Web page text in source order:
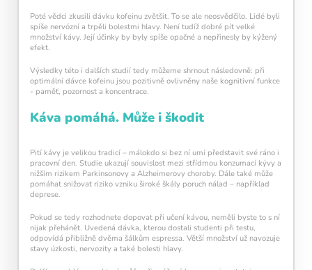
Pravidelný krátký trénink
podporuje
Poté vědci zkusili dávku kofeinu zvětšit. To se ale neosvědčilo. Lidé byli
spíše nervózní a trpěli bolestmi hlavy. Není tudíž dobré pít velké
množství kávy. Její účinky by byly spíše opačné a nepřinesly by kýžený
efekt.
Výsledky této i dalších studií tedy můžeme shrnout následovně: při
optimální dávce kofeinu jsou pozitivně ovlivněny naše kognitivní funkce
- paměť, pozornost a koncentrace.
Káva pomáhá. Může i škodit
Pití kávy je velikou tradicí – málokdo si bez ní umí představit své ráno i
pracovní den. Studie ukazují souvislost mezi střídmou konzumací kývy a
nižším rizikem Parkinsonovy a Alzheimerovy choroby. Dále také může
pomáhat snižovat riziko vzniku široké škály poruch nálad – například
deprese.
Pokud se tedy rozhodnete dopovat při učení kávou, neměli byste to s ní
nijak přehánět. Uvedená dávka, kterou dostali studenti při testu,
odpovídá přibližně dvěma šálkům espressa. Větší množství už navozuje
stavy úzkosti, nervozity a také bolesti hlavy.